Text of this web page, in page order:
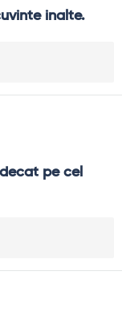
inalte.
pe cel